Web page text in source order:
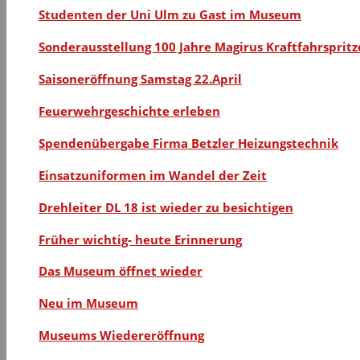
Studenten der Uni Ulm zu Gast im Museum
Sonderausstellung 100 Jahre Magirus
Saisoneröffnung Samstag 22.April
Feuerwehrgeschichte erleben
Spendenübergabe Firma Betzler Heizungstechnik
Einsatzuniformen im Wandel der Zeit
Drehleiter DL 18 ist wieder zu besichtigen
Früher wichtig- heute Erinnerung
Das Museum öffnet wieder
Neu im Museum
Museums Wiedereröffnung